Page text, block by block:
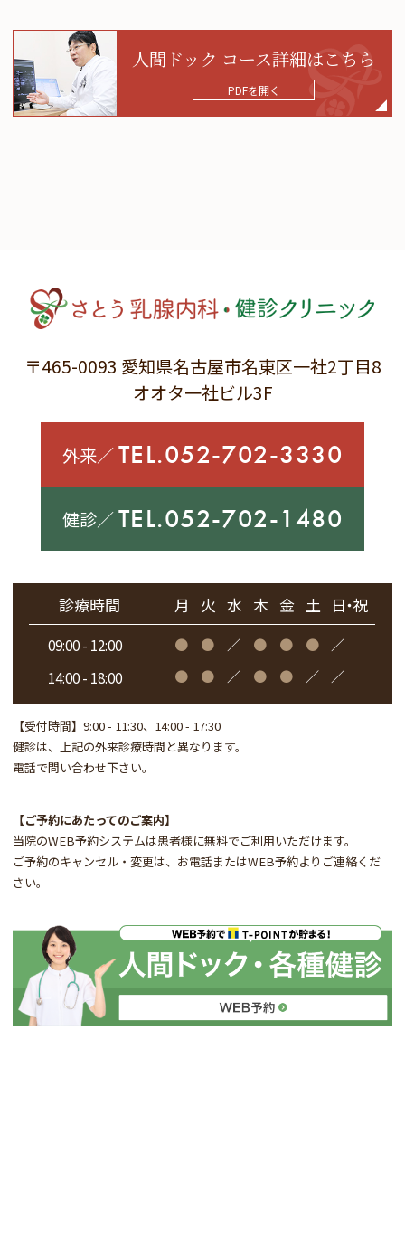
人間ドック コース詳細はこちら
PDFを開く
〒465-0093 愛知県名古屋市名東区一社2丁目8
オオタ一社ビル3F
外来／TEL.052-702-3330
健診／TEL.052-702-1480
診療時間 月 火 水 木 金 土 日・祝
09:00 - 12:00 ● ● ／ ● ● ●
／
14:00 - 18:00
● ● ／ ● ● ／ ／
【受付時間】9:00 - 11:30、14:00 - 17:30
健診は、上記の外来診療時間と異なります。
電話で問い合わせ下さい。
【ご予約にあたってのご案内】
当院のWEB予約システムは患者様に無料でご利用いただけます。
ご予約のキャンセル・変更は、お電話またはWEB予約よりご連絡くだ
さい。